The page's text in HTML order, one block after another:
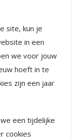
site, kun je
in een
we voor jouw
hoeft in te
zijn een jaar
een tijdelijke
cookies